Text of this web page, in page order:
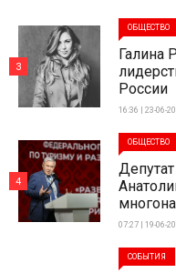
ОБЩЕСТВО
Галина
России
16:36 | 23-06-
3
ОБЩЕСТВО
07:27 | 19-06-
4
СОБЫТИЯ